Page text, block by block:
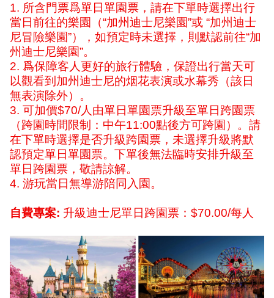
1. 所含門票爲單日單園票，請在下單時選擇出行
當日前往的樂園（“加州迪士尼樂園”或 “加州迪士
尼冒險樂園”），如預定時未選擇，則默認前往“加
州迪士尼樂園”。
2. 爲保障客人更好的旅行體驗，保證出行當天可
以觀看到加州迪士尼的烟花表演或水幕秀（該日
無表演除外）。
3. 可加價$70/人由單日單園票升級至單日跨園票
（跨園時間限制：中午11:00點後方可跨園）。請
在下單時選擇是否升級跨園票，未選擇升級將默
認預定單日單園票。下單後無法臨時安排升級至
單日跨園票，敬請諒解。
4. 游玩當日無導游陪同入園。
自費專案: 升級迪士尼單日跨園票： $70.00/每人